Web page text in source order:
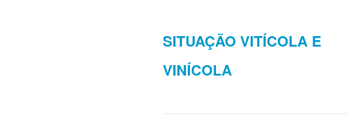
SITUAÇÃO VITÍCOLA E
VINÍCOLA